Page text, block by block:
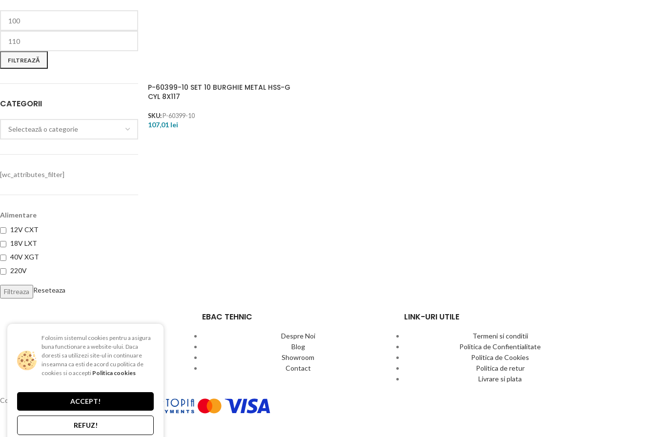
FILTREAZĂ
CATEGORII
[wc_attributes_filter]
Alimentare
12V CXT
18V LXT
40V XGT
220V
Filtreaza Reseteaza
P-60399-10 SET 10 BURGHIE METAL HSS-G
CYL 8X117
SKU: P-60399-10
107,01 lei
Str. Depozitelor, Nr. 51, Pitesti, AG
Telefon:0740 625 482
EBAC TEHNIC
Despre Noi
Blog
Showroom
Contact
LINK-URI UTILE
Termeni si conditii
Politica de Confientialitate
Politica de Cookies
Politica de retur
Livrare si plata
Copyright © 2015-2025 EBAC TEHNIC
Folosim sistemul cookies pentru a asigura
buna functionare a website-ului. Daca
doresti sa utilizezi site-ul in continuare
inseamna ca esti de acord cu politica de
cookies si o accepti Politica cookies
ACCEPT!
REFUZ!